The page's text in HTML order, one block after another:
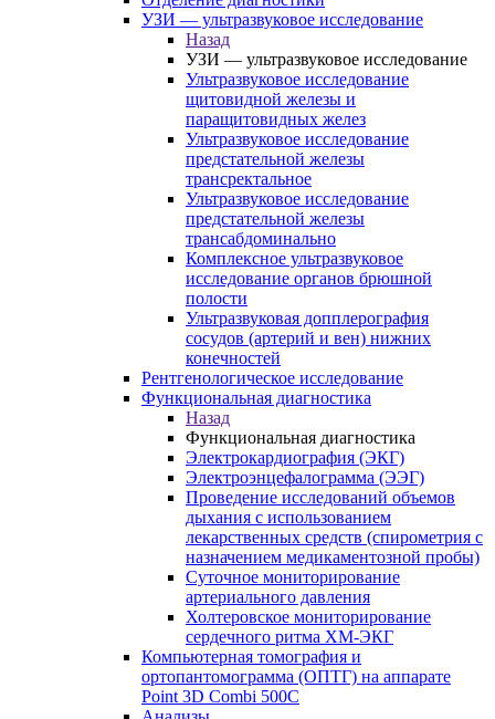
УЗИ — ультразвуковое исследование
Назад
УЗИ — ультразвуковое исследование
Ультразвуковое исследование
щитовидной железы и
паращитовидных желез
Ультразвуковое исследование
предстательной железы
трансректальное
Ультразвуковое исследование
предстательной железы
трансабдоминально
Комплексное ультразвуковое
исследование органов брюшной
полости
Ультразвуковая допплерография
сосудов (артерий и вен) нижних
конечностей
Рентгенологическое исследование
Функциональная диагностика
Назад
Функциональная диагностика
Электрокардиография (ЭКГ)
Электроэнцефалограмма (ЭЭГ)
Проведение исследований объемов
дыхания с использованием
лекарственных средств (спирометрия с
назначением медикаментозной пробы)
Суточное мониторирование
артериального давления
Холтеровское мониторирование
сердечного ритма ХМ-ЭКГ
Компьютерная томография и
ортопантомограмма (ОПТГ) на аппарате
Point 3D Combi 500C